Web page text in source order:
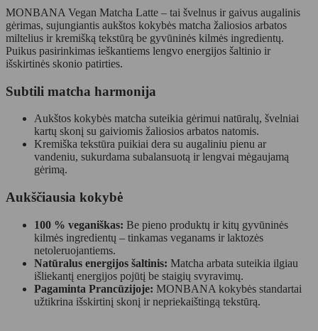
MONBANA Vegan Matcha Latte – tai švelnus ir gaivus augalinis
gėrimas, sujungiantis aukštos kokybės matcha žaliosios arbatos
miltelius ir kremišką tekstūrą be gyvūninės kilmės ingredientų.
Puikus pasirinkimas ieškantiems lengvo energijos šaltinio ir
išskirtinės skonio patirties.
Subtili matcha harmonija
Aukštos kokybės matcha suteikia gėrimui natūralų, švelniai
kartų skonį su gaiviomis žaliosios arbatos natomis.
Kremiška tekstūra puikiai dera su augaliniu pienu ar
vandeniu, sukurdama subalansuotą ir lengvai mėgaujamą
gėrimą.
Aukščiausia kokybė
100 % veganiškas: Be pieno produktų ir kitų gyvūninės
kilmės ingredientų – tinkamas veganams ir laktozės
netoleruojantiems.
Natūralus energijos šaltinis: Matcha arbata suteikia ilgiau
išliekantį energijos pojūtį be staigių svyravimų.
Pagaminta Prancūzijoje: MONBANA kokybės standartai
užtikrina išskirtinį skonį ir nepriekaištingą tekstūrą.